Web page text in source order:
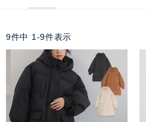
9件中 1 -9件表示